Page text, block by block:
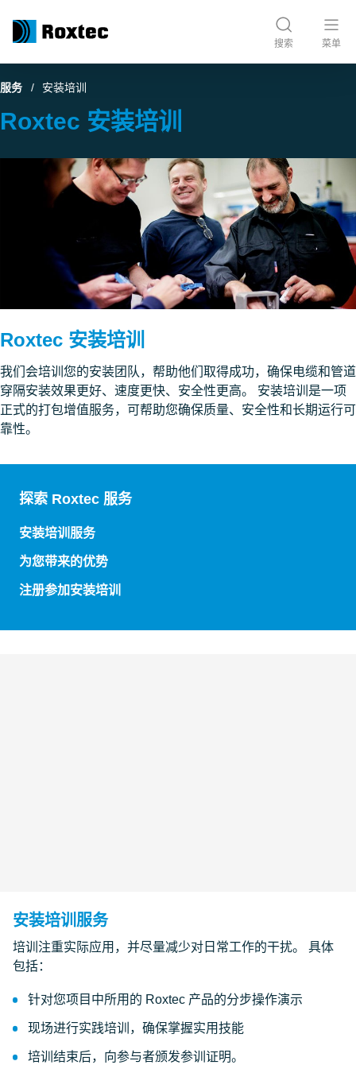
搜索 菜单
服务 安装培训
Roxtec 安装培训
Roxtec 安装培训
我们会培训您的安装团队，帮助他们取得成功，确保电缆和管道
穿隔安装效果更好、速度更快、安全性更高。 安装培训是一项
正式的打包增值服务，可帮助您确保质量、安全性和长期运行可
靠性。
探索 Roxtec 服务
安装培训服务
为您带来的优势
注册参加安装培训
安装培训服务
培训注重实际应用，并尽量减少对日常工作的干扰。 具体
包括：
针对您项目中所用的 Roxtec 产品的分步操作演示
现场进行实践培训，确保掌握实用技能
培训结束后，向参与者颁发参训证明。